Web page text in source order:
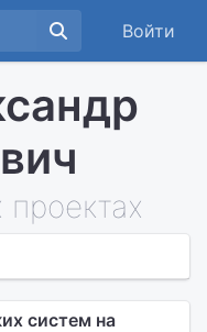
Войти
систем на